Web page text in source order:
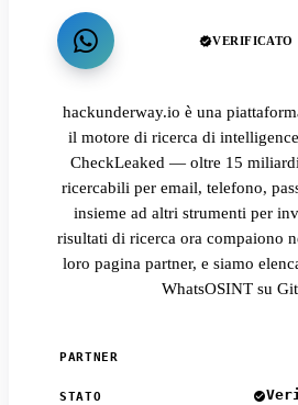
VERIFICATO
hackunderway.io è una
il motore di ricerca di
CheckLeaked — oltre 15
ricercabili per email, telefono,
insieme ad altri strumenti per
risultati di ricerca ora compaiono
loro pagina partner, e siamo
WhatsOSINT su
PARTNER
STATO